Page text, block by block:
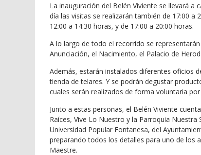
La inauguración del Belén Viviente se llevará
día las visitas se realizarán también de 17:00 a
12:00 a 14:30 horas, y de 17:00 a 20:00 horas.
A lo largo de todo el recorrido se
Anunciación, el Nacimiento, el Palacio de
Además, estarán instalados diferentes oficios
tienda de telares. Y se podrán degustar
cuales serán realizados de forma voluntaria
Junto a estas personas, el Belén Viviente
Raíces, Vive Lo Nuestro y la Parroquia
Universidad Popular Fontanesa, del
preparando todos los detalles para uno de los
Maestre.